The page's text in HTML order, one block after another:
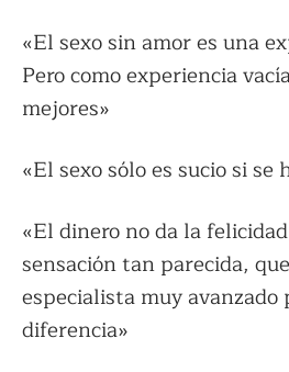
«El sexo sin amor es una
Pero como experiencia
mejores»
«El sexo sólo es sucio si se
«El dinero no da la
sensación tan parecida,
especialista muy
diferencia»